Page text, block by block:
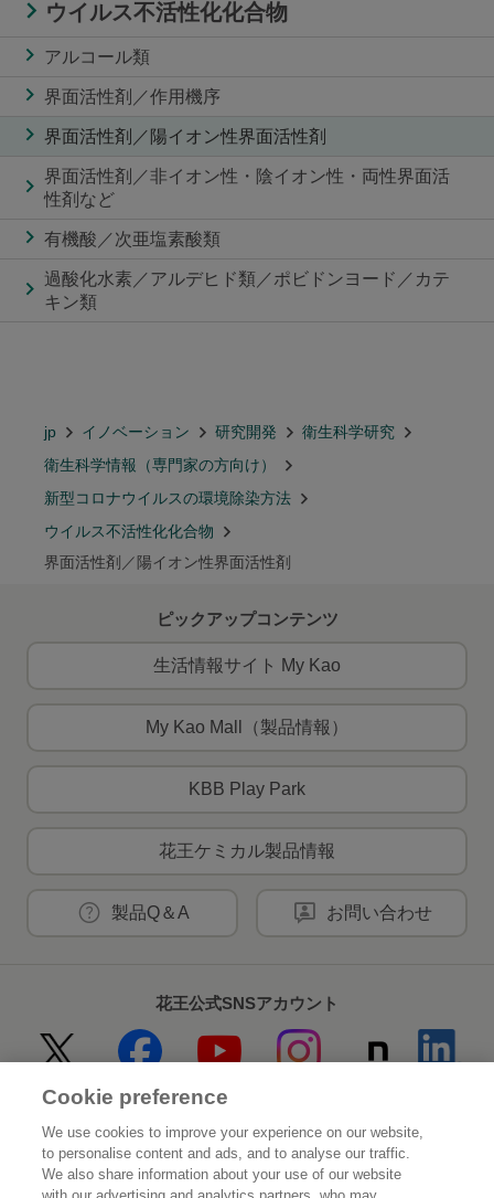
ウイルス不活性化化合物
アルコール類
界面活性剤／作用機序
界面活性剤／陽イオン性界面活性剤
界面活性剤／非イオン性・陰イオン性・両性界面活
性剤など
有機酸／次亜塩素酸類
過酸化水素／アルデヒド類／ポビドンヨード／カテ
キン類
jp イノベーション 研究開発
衛生科学研究
衛生科学情報（専門家の方向け）
新型コロナウイルスの環境除染方法
ウイルス不活性化化合物
界面活性剤／陽イオン性界面活性剤
ピックアップコンテンツ
生活情報サイト My Kao
My Kao Mall（製品情報）
KBB Play Park
花王ケミカル製品情報
製品Q＆A お問い合わせ
花王公式SNSアカウント
Home 花王について
サステナビリティ イノベーション
Cookie preference
We use cookies to improve your experience on our website,
to personalise content and ads, and to analyse our traffic.
We also share information about your use of our website